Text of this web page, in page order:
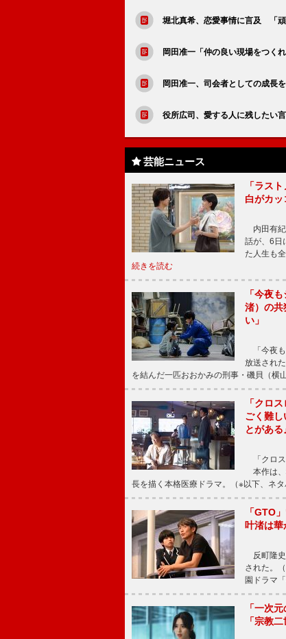
堀北真希、恋愛事情に言及 「頑
岡田准一「仲の良い現場をつく
岡田准一、司会者としての成長
役所広司、愛する人に残したい
芸能ニュース
「ラス
白がカッ
内田有紀
話が、6日
た人生も
続きを読む
「今夜
渚）の共
い」
「今夜も
放送され
を結んだ一匹おおかみの刑事・磯貝（
「クロ
ごく難
とがあ
「クロス
本作は、
長を描く本格医療ドラマ。（※以下、
「GTO
叶渚は華
反町隆史
された。
園ドラマ
「一次
「宗教